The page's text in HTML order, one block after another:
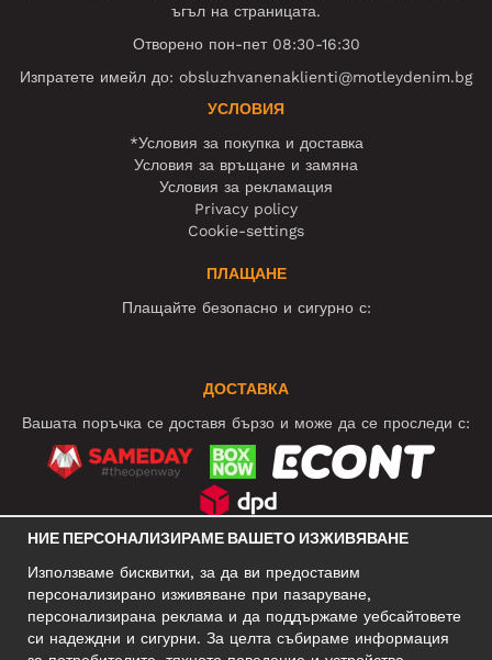
ъгъл на страницата.
Отворено пон-пет 08:30-16:30
Изпратете имейл до: obsluzhvanenaklienti@motleydenim.bg
УСЛОВИЯ
*Условия за покупка и доставка
Условия за връщане и замяна
Условия за рекламация
Privacy policy
Cookie-settings
ПЛАЩАНЕ
Плащайте безопасно и сигурно с:
ДОСТАВКА
Вашата поръчка се доставя бързо и може да се проследи с:
БИЗНЕС АДРЕС
НИЕ ПЕРСОНАЛИЗИРАМЕ ВАШЕТО ИЗЖИВЯВАНЕ
Използваме бисквитки, за да ви предоставим
персонализирано изживяване при пазаруване,
персонализирана реклама и да поддържаме уебсайтовете
си надеждни и сигурни. За целта събираме информация